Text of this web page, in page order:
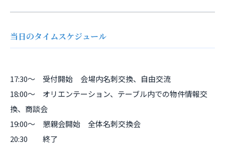
当日のタイムスケジュール
17:30～ 受付開始 会場内名刺交換、自由交流
18:00～ オリエンテーション、テーブル内での物件情報交
換、商談会
19:00～ 懇親会開始 全体名刺交換会
20:30 終了